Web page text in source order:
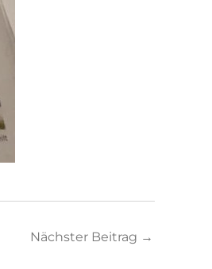
Nächster Beitrag →